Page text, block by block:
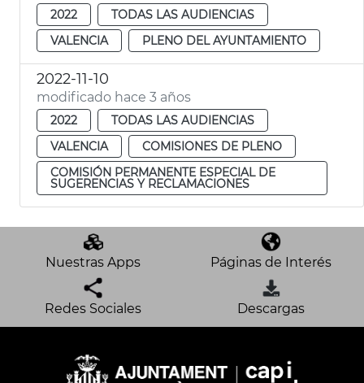
2022
TODAS LAS AUDIENCIAS
VALENCIA
PLENO DEL AYUNTAMIENTO
2022-11-10
modificado hace 3 años
2022
TODAS LAS AUDIENCIAS
VALENCIA
COMISIONES DE PLENO
COMISIÓN PERMANENTE ESPECIAL DE
SUGERENCIAS Y RECLAMACIONES
Nuestras Apps Páginas de Interés
Redes Sociales Descargas